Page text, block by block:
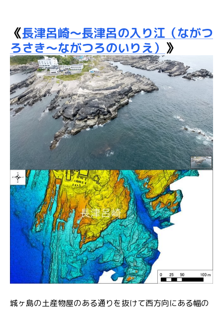
《長津呂崎～長津呂の入り江（ながつ
ろさき～ながつろのいりえ） 》
城ヶ島の土産物屋のある通りを抜けて西方向にある幅の